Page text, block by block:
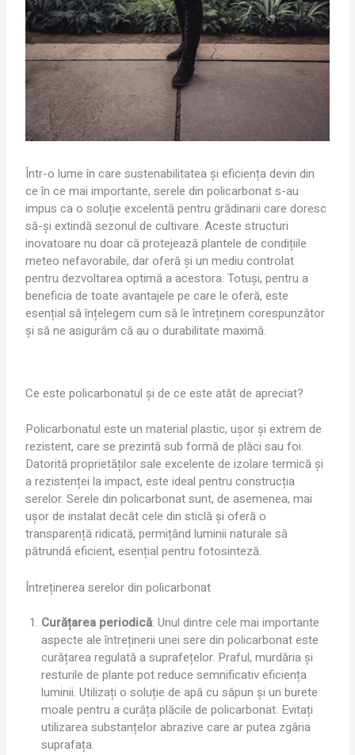
Într-o lume în care sustenabilitatea și eficiența devin din
ce în ce mai importante, serele din policarbonat s-au
impus ca o soluție excelentă pentru grădinarii care doresc
să-și extindă sezonul de cultivare. Aceste structuri
inovatoare nu doar că protejează plantele de condițiile
meteo nefavorabile, dar oferă și un mediu controlat
pentru dezvoltarea optimă a acestora. Totuși, pentru a
beneficia de toate avantajele pe care le oferă, este
esențial să înțelegem cum să le întreținem corespunzător
și să ne asigurăm că au o durabilitate maximă.
Ce este policarbonatul și de ce este atât de apreciat?
Policarbonatul este un material plastic, ușor și extrem de
rezistent, care se prezintă sub formă de plăci sau foi.
Datorită proprietăților sale excelente de izolare termică și
a rezistenței la impact, este ideal pentru construcția
serelor. Serele din policarbonat sunt, de asemenea, mai
ușor de instalat decât cele din sticlă și oferă o
transparență ridicată, permițând luminii naturale să
pătrundă eficient, esențial pentru fotosinteză.
Întreținerea serelor din policarbonat
Curățarea periodică: Unul dintre cele mai importante
aspecte ale întreținerii unei sere din policarbonat este
curățarea regulată a suprafețelor. Praful, murdăria și
resturile de plante pot reduce semnificativ eficiența
luminii. Utilizați o soluție de apă cu săpun și un burete
moale pentru a curăța plăcile de policarbonat. Evitați
utilizarea substanțelor abrazive care ar putea zgâria
suprafața.